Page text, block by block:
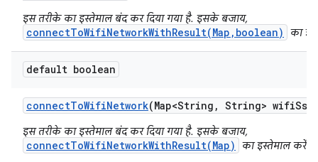
इस तरीके का इस्तेमाल बंद कर दिया गया है. इसके बजाय,
connectToWifiNetworkWithResult(Map,boolean) का
default boolean
connectToWifiNetwork(Map<String , String> wifi
इस तरीके का इस्तेमाल बंद कर दिया गया है. इसके बजाय,
connectToWifiNetworkWithResult(Map) का इस्तेमाल करें.